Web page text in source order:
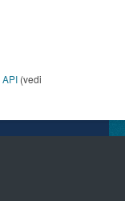
API (vedi